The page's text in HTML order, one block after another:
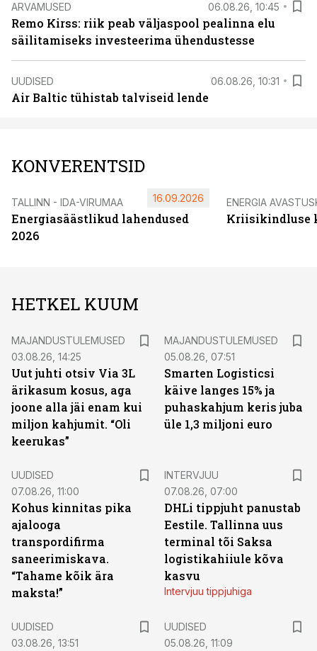
ARVAMUSED 06.08.26, 10:45
Remo Kirss: riik peab väljaspool pealinna elu
säilitamiseks investeerima ühendustesse
UUDISED 06.08.26, 10:31
Air Baltic tühistab talviseid lende
KONVERENTSID
TALLINN - IDA-VIRUMAA
Energiasäästlikud lahendused
2026
16.09.2026 ENERGIA
Kriisikindluse
HETKEL KUUM
MAJANDUSTULEMUSED
03.08.26, 14:25
Uut juhti otsiv Via 3L
ärikasum kosus, aga
joone alla jäi enam kui
miljon kahjumit. “Oli
keerukas”
MAJANDUSTULEMUSED
05.08.26, 07:51
Smarten Logisticsi
käive langes 15% ja
puhaskahjum keris juba
üle 1,3 miljoni euro
UUDISED
07.08.26, 11:00
Kohus kinnitas pika
ajalooga
transpordifirma
saneerimiskava.
“Tahame kõik ära
maksta!”
INTERVJUU
07.08.26, 07:00
DHLi tippjuht panustab
Eestile. Tallinna uus
terminal tõi Saksa
logistikahiiule kõva
kasvu
Intervjuu tippjuhiga
UUDISED
03.08.26, 13:51
UUDISED
05.08.26, 11:09